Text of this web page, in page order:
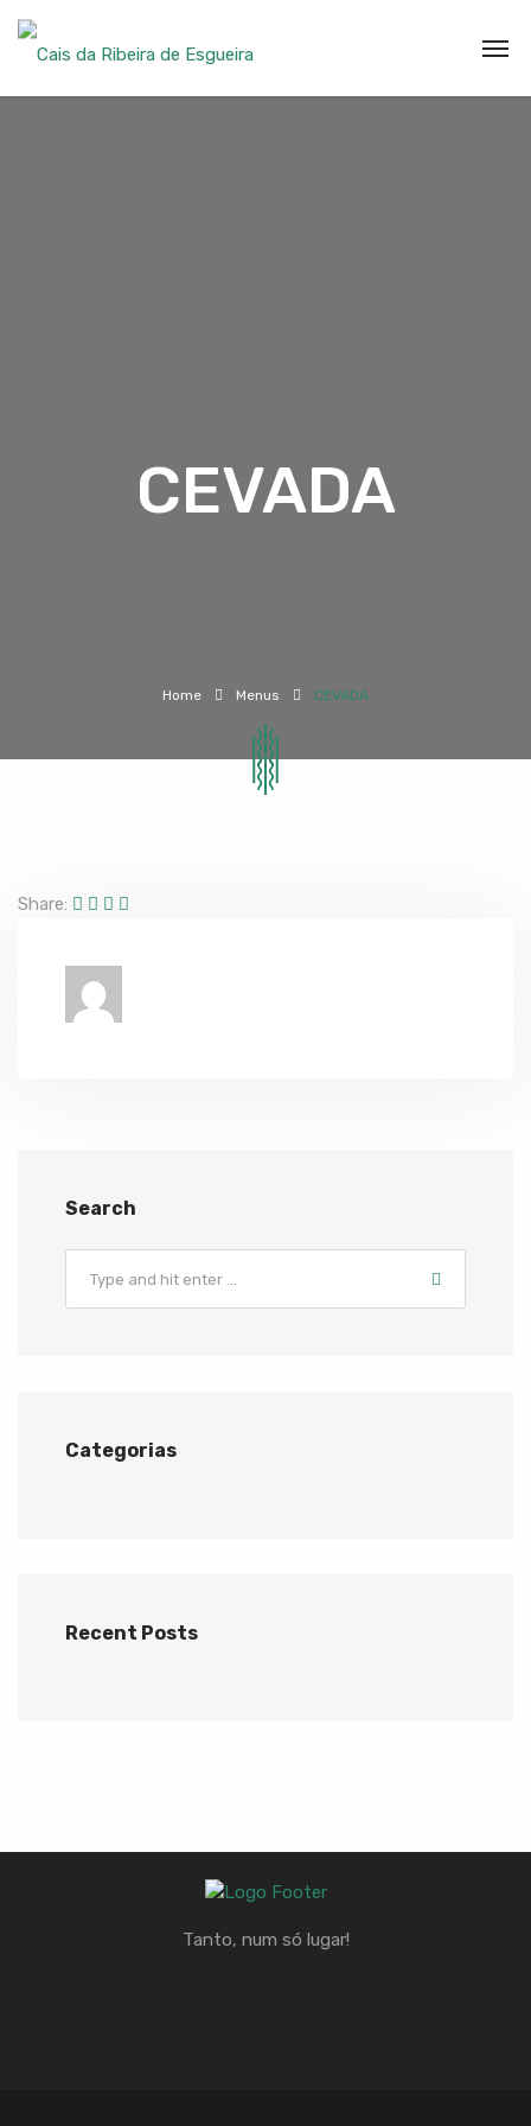
CEVADA
Home Menus CEVADA
Share:
Search
Categorias
Recent Posts
Tanto, num só lugar!